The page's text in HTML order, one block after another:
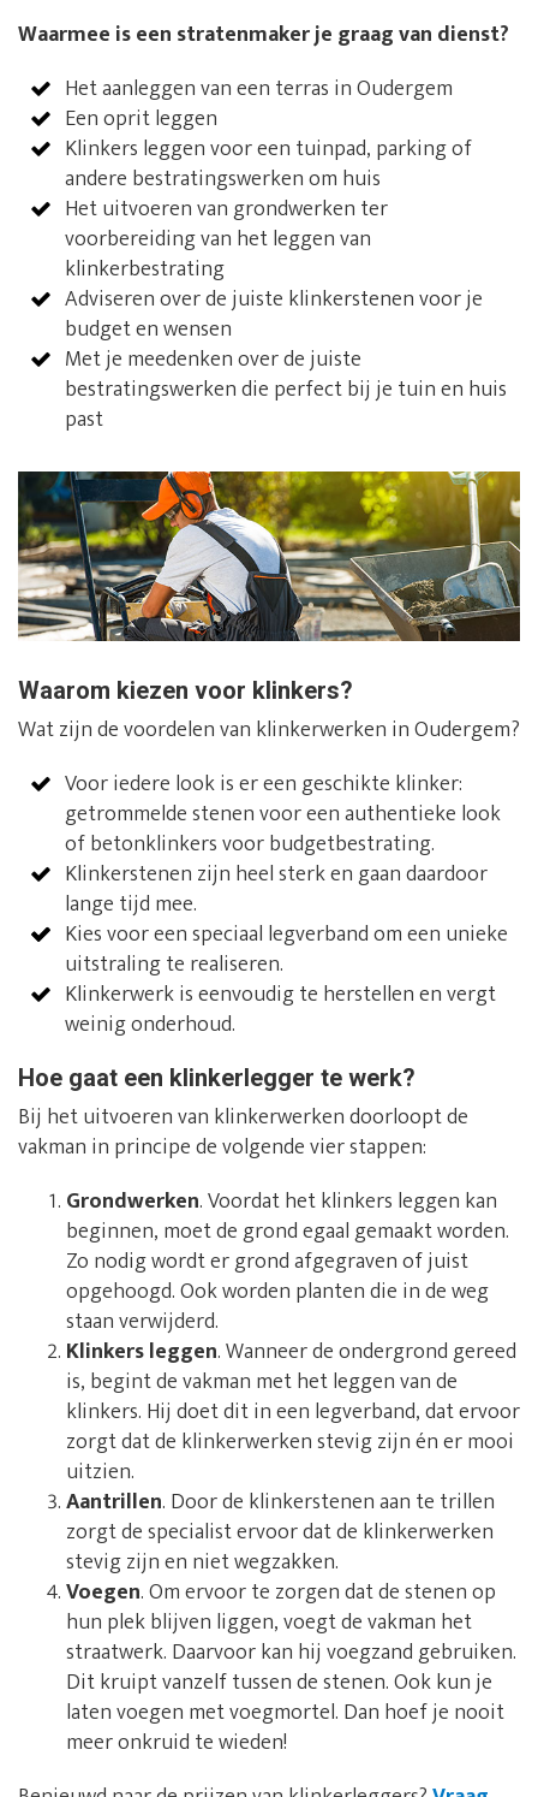
Waarmee is een stratenmaker je graag van dienst?
Het aanleggen van een terras in Oudergem
Een oprit leggen
Klinkers leggen voor een tuinpad, parking of
andere bestratingswerken om huis
Het uitvoeren van grondwerken ter
voorbereiding van het leggen van
klinkerbestrating
Adviseren over de juiste klinkerstenen voor je
budget en wensen
Met je meedenken over de juiste
bestratingswerken die perfect bij je tuin en huis
past
Waarom kiezen voor klinkers?
Wat zijn de voordelen van klinkerwerken in Oudergem?
Voor iedere look is er een geschikte klinker:
getrommelde stenen voor een authentieke look
of betonklinkers voor budgetbestrating.
Klinkerstenen zijn heel sterk en gaan daardoor
lange tijd mee.
Kies voor een speciaal legverband om een unieke
uitstraling te realiseren.
Klinkerwerk is eenvoudig te herstellen en vergt
weinig onderhoud.
Hoe gaat een klinkerlegger te werk?
Bij het uitvoeren van klinkerwerken doorloopt de
vakman in principe de volgende vier stappen:
Grondwerken. Voordat het klinkers leggen kan
beginnen, moet de grond egaal gemaakt worden.
Zo nodig wordt er grond afgegraven of juist
opgehoogd. Ook worden planten die in de weg
staan verwijderd.
Klinkers leggen. Wanneer de ondergrond gereed
is, begint de vakman met het leggen van de
klinkers. Hij doet dit in een legverband, dat ervoor
zorgt dat de klinkerwerken stevig zijn én er mooi
uitzien.
Aantrillen. Door de klinkerstenen aan te trillen
zorgt de specialist ervoor dat de klinkerwerken
stevig zijn en niet wegzakken.
Voegen. Om ervoor te zorgen dat de stenen op
hun plek blijven liggen, voegt de vakman het
straatwerk. Daarvoor kan hij voegzand gebruiken.
Dit kruipt vanzelf tussen de stenen. Ook kun je
laten voegen met voegmortel. Dan hoef je nooit
meer onkruid te wieden!